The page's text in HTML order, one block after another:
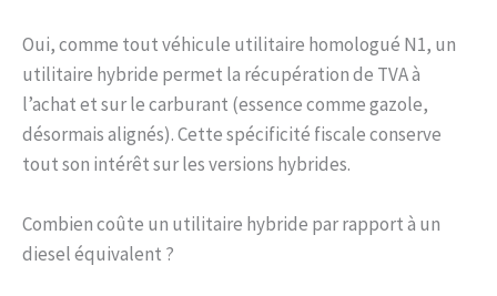
Oui, comme tout véhicule utilitaire homologué N1, un
utilitaire hybride permet la récupération de TVA à
l’achat et sur le carburant (essence comme gazole,
désormais alignés). Cette spécificité fiscale conserve
tout son intérêt sur les versions hybrides.
Combien coûte un utilitaire hybride par rapport à un
diesel équivalent ?